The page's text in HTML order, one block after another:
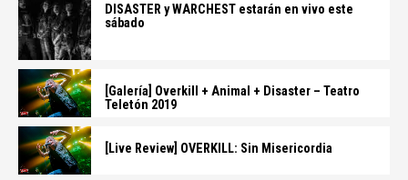
DISASTER y WARCHEST estarán en vivo este
sábado
[Galería] Overkill + Animal + Disaster – Teatro
Teletón 2019
[Live Review] OVERKILL: Sin Misericordia